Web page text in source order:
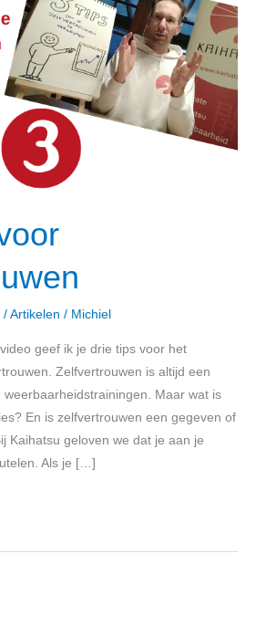
/ Artikelen / Michiel
geef ik je drie tips voor het
Zelfvertrouwen is altijd een
weerbaarheidstrainingen. Maar wat is
En is zelfvertrouwen een gegeven of
Kaihatsu geloven we dat je aan je
Als je […]